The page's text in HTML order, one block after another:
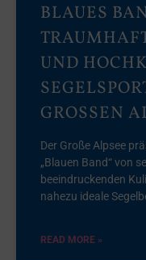
BLAUES
UND
GROSSEN
Der Große Alpsee
„Blauen Band“ von
beeindruckenden
nahezu ideale
READ MORE »